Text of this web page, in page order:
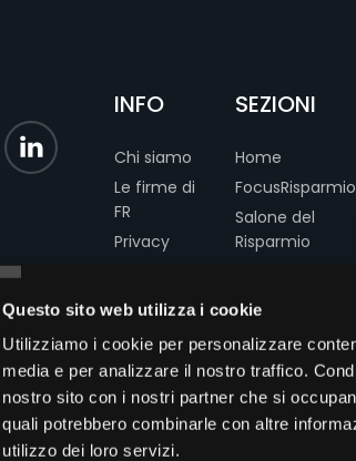
Questo sito web utilizza i cookie
Utilizziamo i cookie per personalizzare
media e per analizzare il nostro traffico.
nostro sito con i nostri partner che si
quali potrebbero combinarle con altre
utilizzo dei loro servizi.
INFO
Chi siamo
Le firme di
FR
Privacy
Modello 231
Codice
Etico
SEZIONI
Home
FocusRisparmio
Salone del
Risparmio
CATEGORIE
Conferenze e
seminari
Interviste e